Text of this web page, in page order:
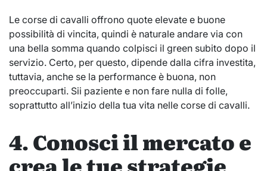
Le corse di cavalli offrono quote elevate e buone
possibilità di vincita, quindi è naturale andare via con
una bella somma quando colpisci il green subito dopo il
servizio. Certo, per questo, dipende dalla cifra investita,
tuttavia, anche se la performance è buona, non
preoccuparti. Sii paziente e non fare nulla di folle,
soprattutto all’inizio della tua vita nelle corse di cavalli.
4. Conosci il mercato e
crea le tue strategie